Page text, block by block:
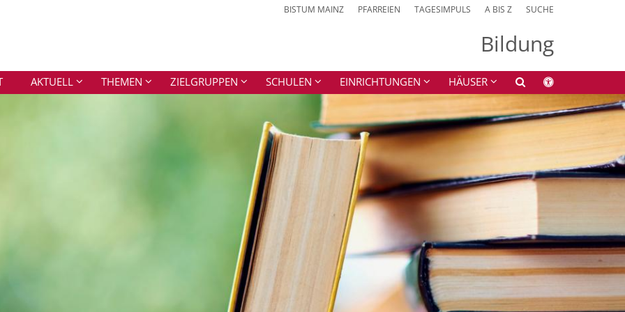
BISTUM MAINZ PFARREIEN TAGESIMPULS A BIS Z SUCHE
Bildung
AKTUELL THEMEN ZIELGRUPPEN SCHULEN EINRICHTUNGEN HÄUSER